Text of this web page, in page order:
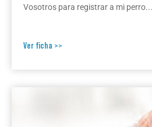
Vosotros para registrar a mi perro...
Ver ficha >>